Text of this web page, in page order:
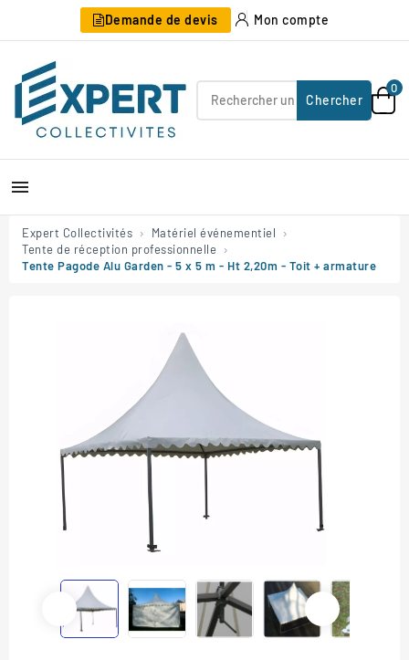
Demande de devis Mon compte
Chercher
0

Expert Collectivités
Matériel événementiel
Tente de réception professionnelle
Tente Pagode Alu Garden - 5 x 5 m - Ht 2,20m - Toit + armature